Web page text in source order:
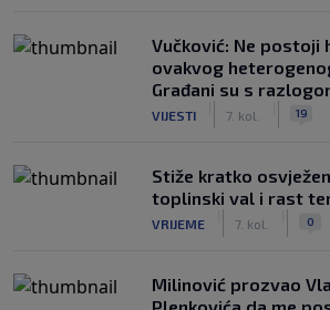
Vučković: Ne postoji
ovakvog
Građani su s
VIJESTI 7. kol. 19
Stiže kratko
toplinski val i rast
VRIJEME 7. kol. 0
Milinović prozvao